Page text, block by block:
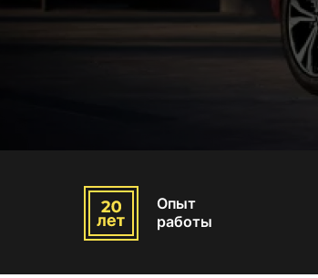
Опыт
работы